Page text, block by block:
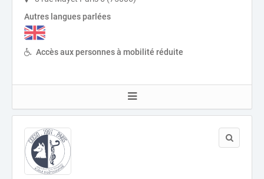
Autres langues parlées
Accès aux personnes à mobilité réduite